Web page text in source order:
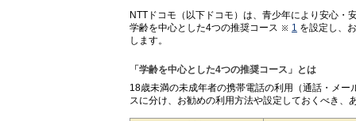
NTTドコモ（以下ドコモ）は、青少年により安心
学齢を中心とした4つの推奨コース
1 を設定し、
します。
「学齢を中心とした4つの推奨コース」とは
18歳未満の未成年者の携帯電話の利用（通話・メ
スに分け、お勧めの利用方法や設定しておくべき